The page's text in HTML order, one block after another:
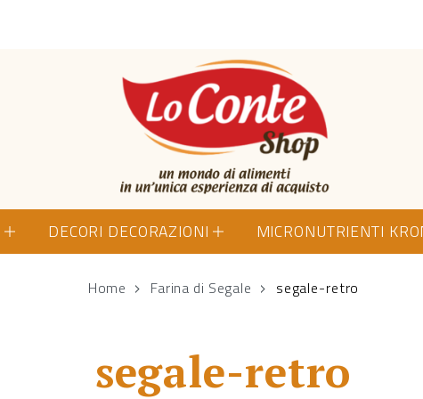
Lo Conte Shop
DECORI DECORAZIONI MICRONUTRIENTI
Home Farina di Segale segale-retro
segale-retro